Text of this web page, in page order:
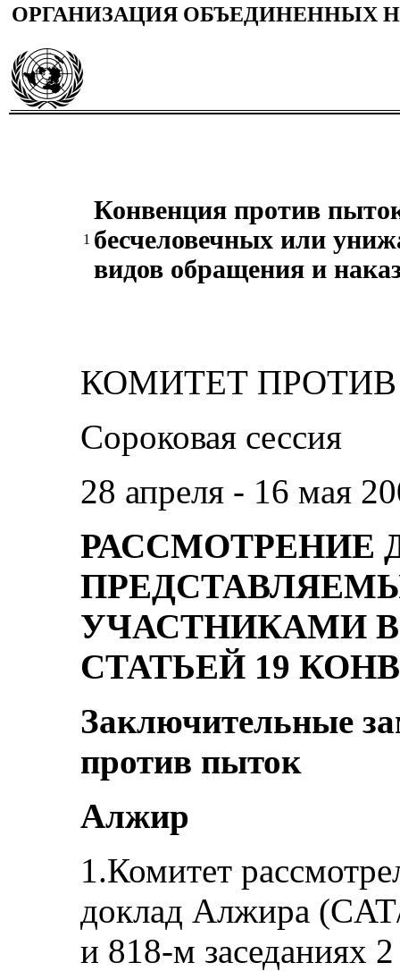
ОРГАНИЗАЦИЯ ОБЪЕДИНЕННЫХ
1
Конвенция против
бесчеловечных или
видов обращения и
КОМИТЕТ
Сороковая сессия
28 апреля - 16 мая
РАССМОТРЕНИЕ
УЧАСТНИКАМИ
СТАТЬЕЙ 19
Заключительные
против пыток
Алжир
1.Комитет
доклад Алжира
и 818‑м заседаниях